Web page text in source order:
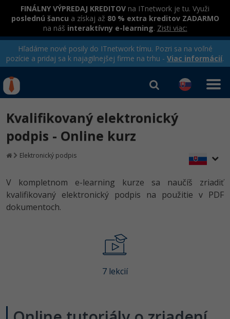
FINÁLNY VÝPREDAJ KREDITOV na ITnetwork je tu. Využi
poslednú šancu a získaj až 80 % extra kreditov ZADARMO
na náš interaktívny e-learning. Zisti viac:
Hľadáme nové posily do ITnetwork tímu. Pozri sa na voľné
pozície a pridaj sa k najagilnejšej firme na trhu - Viac informácií.
Rekvalifikačné kurzy
hradené úradom práce
Kurzy programovania
Java -80%
C++ -80%
Kurzy e-commerce
Testovanie softvéru
Prihlásiť sa| Registrovať
Kvalifikovaný elektronický
podpis - Online kurz
Elektronický podpis
V kompletnom e-learning kurze sa naučíš zriadiť
kvalifikovaný elektronický podpis na použitie v PDF
dokumentoch.
7 lekcií